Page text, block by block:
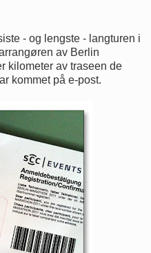
- og lengste - langturen i
av Berlin
kilometer av traseen de
kommet på e-post.